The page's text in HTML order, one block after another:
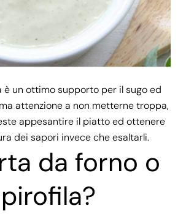
è un ottimo supporto per il sugo ed
attenzione a non metterne troppa,
appesantire il piatto ed ottenere
dei sapori invece che esaltarli.
da forno o
pirofila?